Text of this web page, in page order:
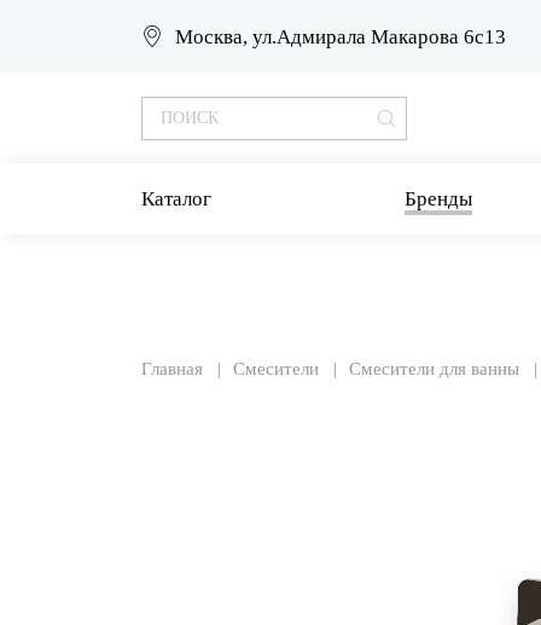
Москва, ул.Адмирала Макарова 6с13
Каталог Бренды
Главная Смесители Смесители для ванны